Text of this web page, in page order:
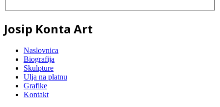
Josip Konta Art
Naslovnica
Biografija
Skulpture
Ulja na platnu
Grafike
Kontakt